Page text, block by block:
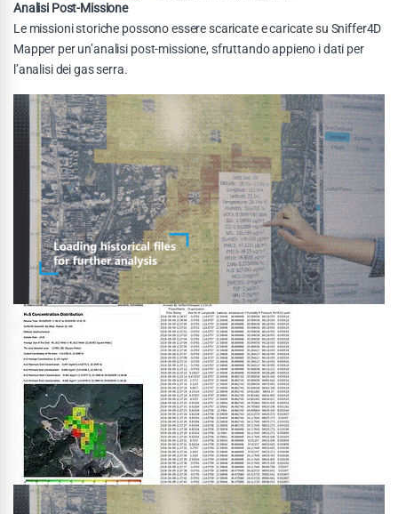
Analisi Post-Missione
Le missioni storiche possono essere scaricate e caricate su Sniffer4D
Mapper per un’analisi post-missione, sfruttando appieno i dati per
l’analisi dei gas serra.